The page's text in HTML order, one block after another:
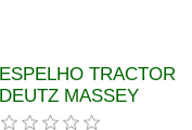
ESPELHO TRACTOR
DEUTZ MASSEY
FERGUSON CLAAS